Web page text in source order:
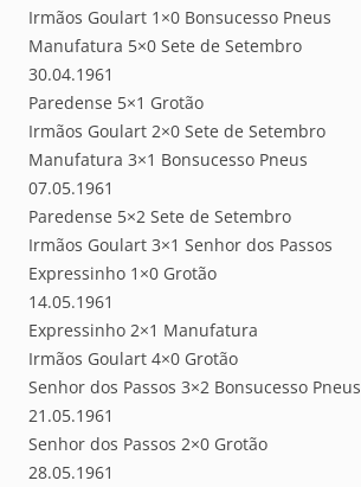
Irmãos Goulart 1×0 Bonsucesso Pneus
Manufatura 5×0 Sete de Setembro
30.04.1961
Paredense 5×1 Grotão
Irmãos Goulart 2×0 Sete de Setembro
Manufatura 3×1 Bonsucesso Pneus
07.05.1961
Paredense 5×2 Sete de Setembro
Irmãos Goulart 3×1 Senhor dos Passos
Expressinho 1×0 Grotão
14.05.1961
Expressinho 2×1 Manufatura
Irmãos Goulart 4×0 Grotão
Senhor dos Passos 3×2 Bonsucesso Pneus
21.05.1961
Senhor dos Passos 2×0 Grotão
28.05.1961